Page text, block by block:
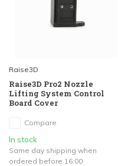
Raise3D
Raise3D Pro2 Nozzle
Lifting System Control
Board Cover
Compare
In stock
Same day shipping when
ordered before 16:00